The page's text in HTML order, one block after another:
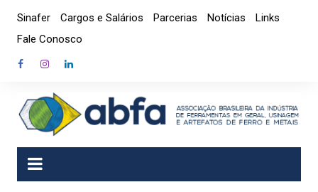
content
Sinafer Cargos e Salários Parcerias Notícias
Links
Fale Conosco